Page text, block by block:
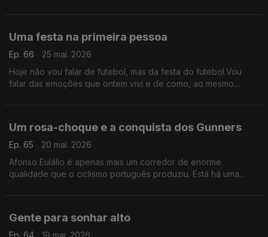
Uma festa na primeira pessoa
Ep. 66
25 mai. 2026
Hoje não vou falar de futebol, mas da festa do futebol.Vou
falar das emoções que ontem vivi e de como, ao mesmo
Um rosa-choque e a conquista dos Gunners
Ep. 65
20 mai. 2026
Afonso Eulálio é apenas mais um corredor de enorme
qualidade que o ciclismo português produziu. Está há uma
Gente para sonhar alto
Ep. 64
19 mai. 2026